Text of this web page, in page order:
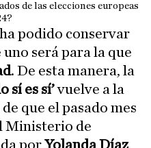
de las elecciones europeas
podido conservar
uno será para la que
. De esta manera, la
sí es sí’vuelve a la
que el pasado mes
Ministerio de
porYolanda Díaz